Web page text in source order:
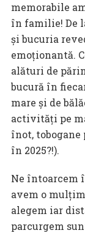
memorabile
în familie! De
și bucuria
emoționantă.
alături de
bucură în
mare și de
activități pe
înot, tobogane
în 2025?!).
Ne întoarcem în zona Insulelor Sporade pentru că
avem o
alegem iar
parcurgem